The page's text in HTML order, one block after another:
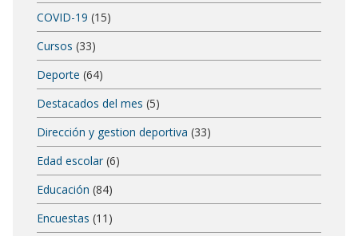
COVID-19 (15)
Cursos (33)
Deporte (64)
Destacados del mes (5)
Dirección y gestion deportiva (33)
Edad escolar (6)
Educación (84)
Encuestas (11)